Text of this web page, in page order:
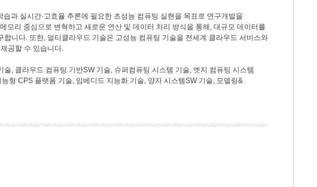
과 실시간·고효율 추론에 필요한 초성능 컴퓨팅 실현을 목표로 연구개발을
모리 중심으로 변혁하고 새로운 연산 및 데이터 처리 방식을 통해, 대규모 데이터를
니다. 또한, 멀티클라우드 기술은 고성능 컴퓨팅 기술을 전세계 클라우드 서비스와
공할 수 있습니다.
, 클라우드 컴퓨팅 기반SW 기술, 슈퍼컴퓨팅 시스템 기술, 엣지 컴퓨팅 시스템
형 CPS 플랫폼 기술, 임베디드 지능화 기술, 양자 시스템SW 기술, 모델링&